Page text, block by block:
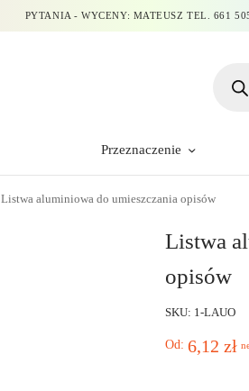
PYTANIA - WYCENY: MATEUSZ TEL. 661
Przeznaczenie
Listwa aluminiowa do umieszczania opisów
Listwa
opisów
SKU: 1-LAUO
Od: 6,12 zł